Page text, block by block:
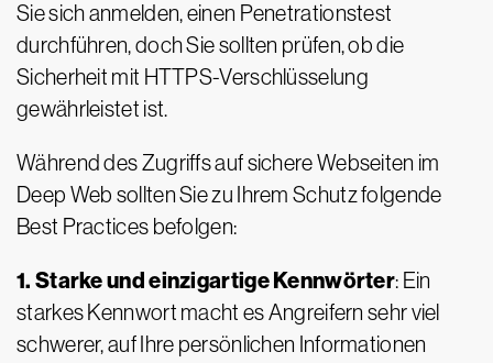
Sie sich anmelden, einen Penetrationstest
durchführen, doch Sie sollten prüfen, ob die
Sicherheit mit HTTPS-Verschlüsselung
gewährleistet ist.
Während des Zugriffs auf sichere Webseiten im
Deep Web sollten Sie zu Ihrem Schutz folgende
Best Practices befolgen:
1. Starke und einzigartige Kennwörter: Ein
starkes Kennwort macht es Angreifern sehr viel
schwerer, auf Ihre persönlichen Informationen